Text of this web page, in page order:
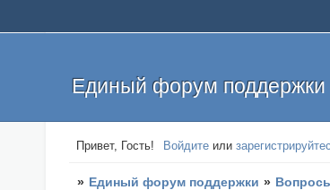
Единый форум поддержки
Привет, Гость! Войдите или
» Единый форум поддержки »